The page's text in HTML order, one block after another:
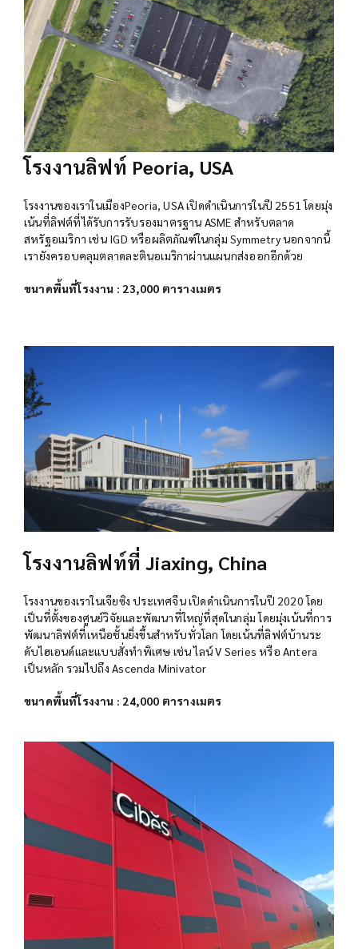
โรงงานลิฟท์ Peoria, USA
โรงงานของเราในเมืองPeoria, USA เปิดดำเนินการในปี 2551 โดยมุ่ง
เน้นที่ลิฟต์ที่ได้รับการรับรองมาตรฐาน ASME สำหรับตลาด
สหรัฐอเมริกา เช่น IGD หรือผลิตภัณฑ์ในกลุ่ม Symmetry นอกจากนี้
เรายังครอบคลุมตลาดละตินอเมริกาผ่านแผนกส่งออกอีกด้วย
ขนาดพื้นที่โรงงาน : 23,000 ตารางเมตร
โรงงานลิฟท์ที่ Jiaxing, China
โรงงานของเราในเจียซิง ประเทศจีน เปิดดำเนินการในปี 2020 โดย
เป็นที่ตั้งของศูนย์วิจัยและพัฒนาที่ใหญ่ที่สุดในกลุ่ม โดยมุ่งเน้นที่การ
พัฒนาลิฟต์ที่เหนือชั้นยิ่งขึ้นสำหรับทั่วโลก โดยเน้นที่ลิฟต์บ้านระ
ดับไฮเอนด์และแบบสั่งทำพิเศษ เช่น ไลน์ V Series หรือ Antera
เป็นหลัก รวมไปถึง Ascenda Minivator
ขนาดพื้นที่โรงงาน : 24,000 ตารางเมตร